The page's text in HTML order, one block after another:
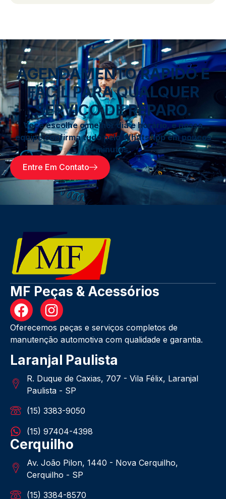
AGENDAMENTO RÁPIDO E
FÁCIL PARA QUALQUER
SERVIÇO DE REPARO.
Você escolhe o melhor dia e horário, e nossa
equipe confirma tudo pelo WhatsApp em poucos
minutos.
Entre Em Contato
MF Peças & Acessórios
Oferecemos peças e serviços completos de
manutenção automotiva com qualidade e garantia.
Laranjal Paulista
R. Duque de Caxias, 707 - Vila Félix, Laranjal
Paulista - SP
(15) 3383-9050
(15) 97404-4398
Cerquilho
Av. João Pilon, 1440 - Nova Cerquilho,
Cerquilho - SP
(15) 3384-8570